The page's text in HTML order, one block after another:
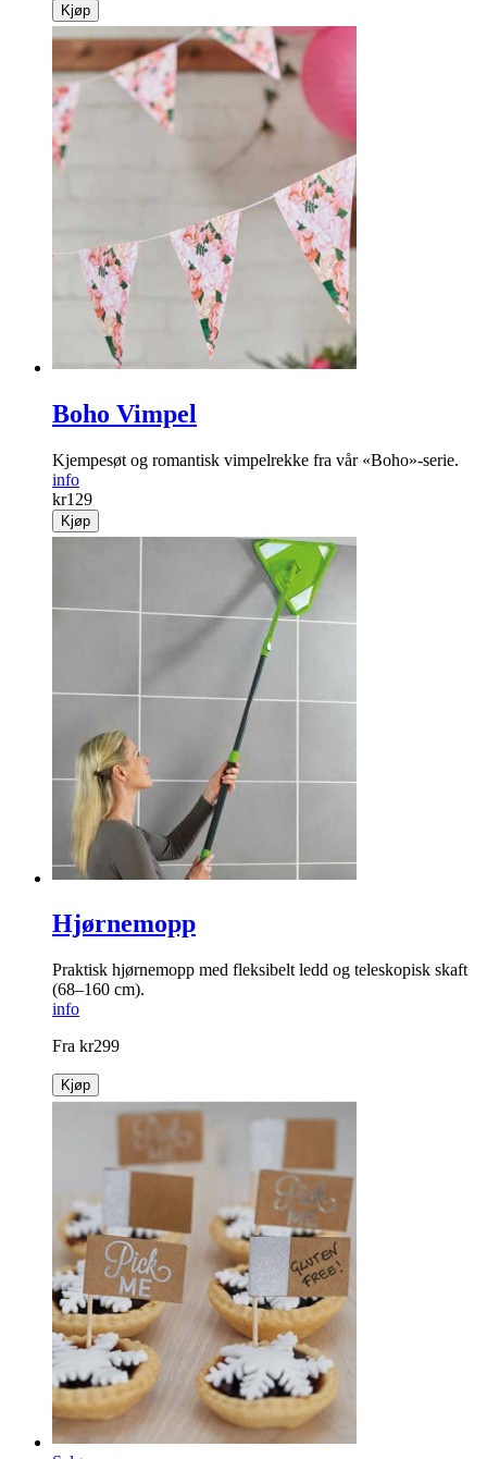
Kjøp
Boho Vimpel
Kjempesøt og romantisk vimpelrekke fra vår «Boho»-serie.
info
kr129
Kjøp
Hjørnemopp
Praktisk hjørnemopp med fleksibelt ledd og teleskopisk skaft
(68–160 cm).
info
Fra kr299
Kjøp